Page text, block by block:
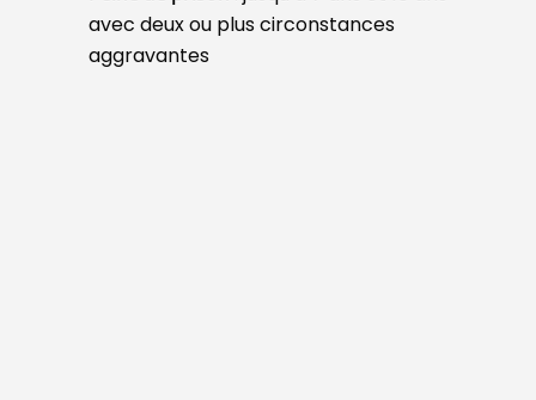
avec deux ou plus circonstances
aggravantes